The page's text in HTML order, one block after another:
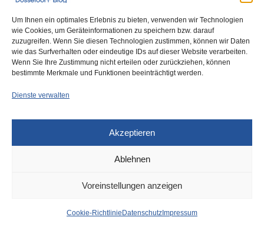
Um Ihnen ein optimales Erlebnis zu bieten, verwenden wir Technologien
wie Cookies, um Geräteinformationen zu speichern bzw. darauf
zuzugreifen. Wenn Sie diesen Technologien zustimmen, können wir Daten
wie das Surfverhalten oder eindeutige IDs auf dieser Website verarbeiten.
Wenn Sie Ihre Zustimmung nicht erteilen oder zurückziehen, können
bestimmte Merkmale und Funktionen beeinträchtigt werden.
Dienste verwalten
Akzeptieren
Ablehnen
Voreinstellungen anzeigen
Cookie-Richtlinie Datenschutz Impressum
Quartier. Es soll gegenüber anderen…
0 SHARES